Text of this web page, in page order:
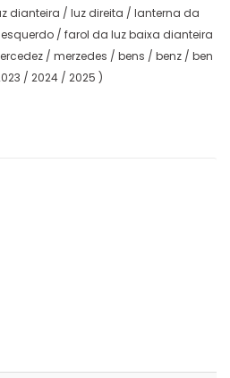
dianteira / luz direita / lanterna da
/ farol da luz baixa dianteira
/ merzedes / bens / benz / ben
/ 2024 / 2025 )